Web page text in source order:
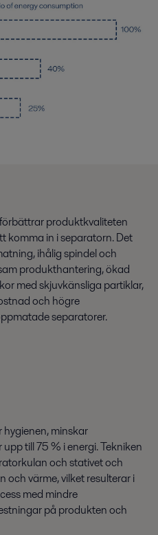
produktkvaliteten
komma in i separatorn. Det
ihålig spindel och
produkthantering, ökad
med skjuvkänsliga partiklar,
och högre
separatorer.
minskar
till 75 % i energi. Tekniken
och stativet och
och värme, vilket resulterar i
med mindre
på produkten och